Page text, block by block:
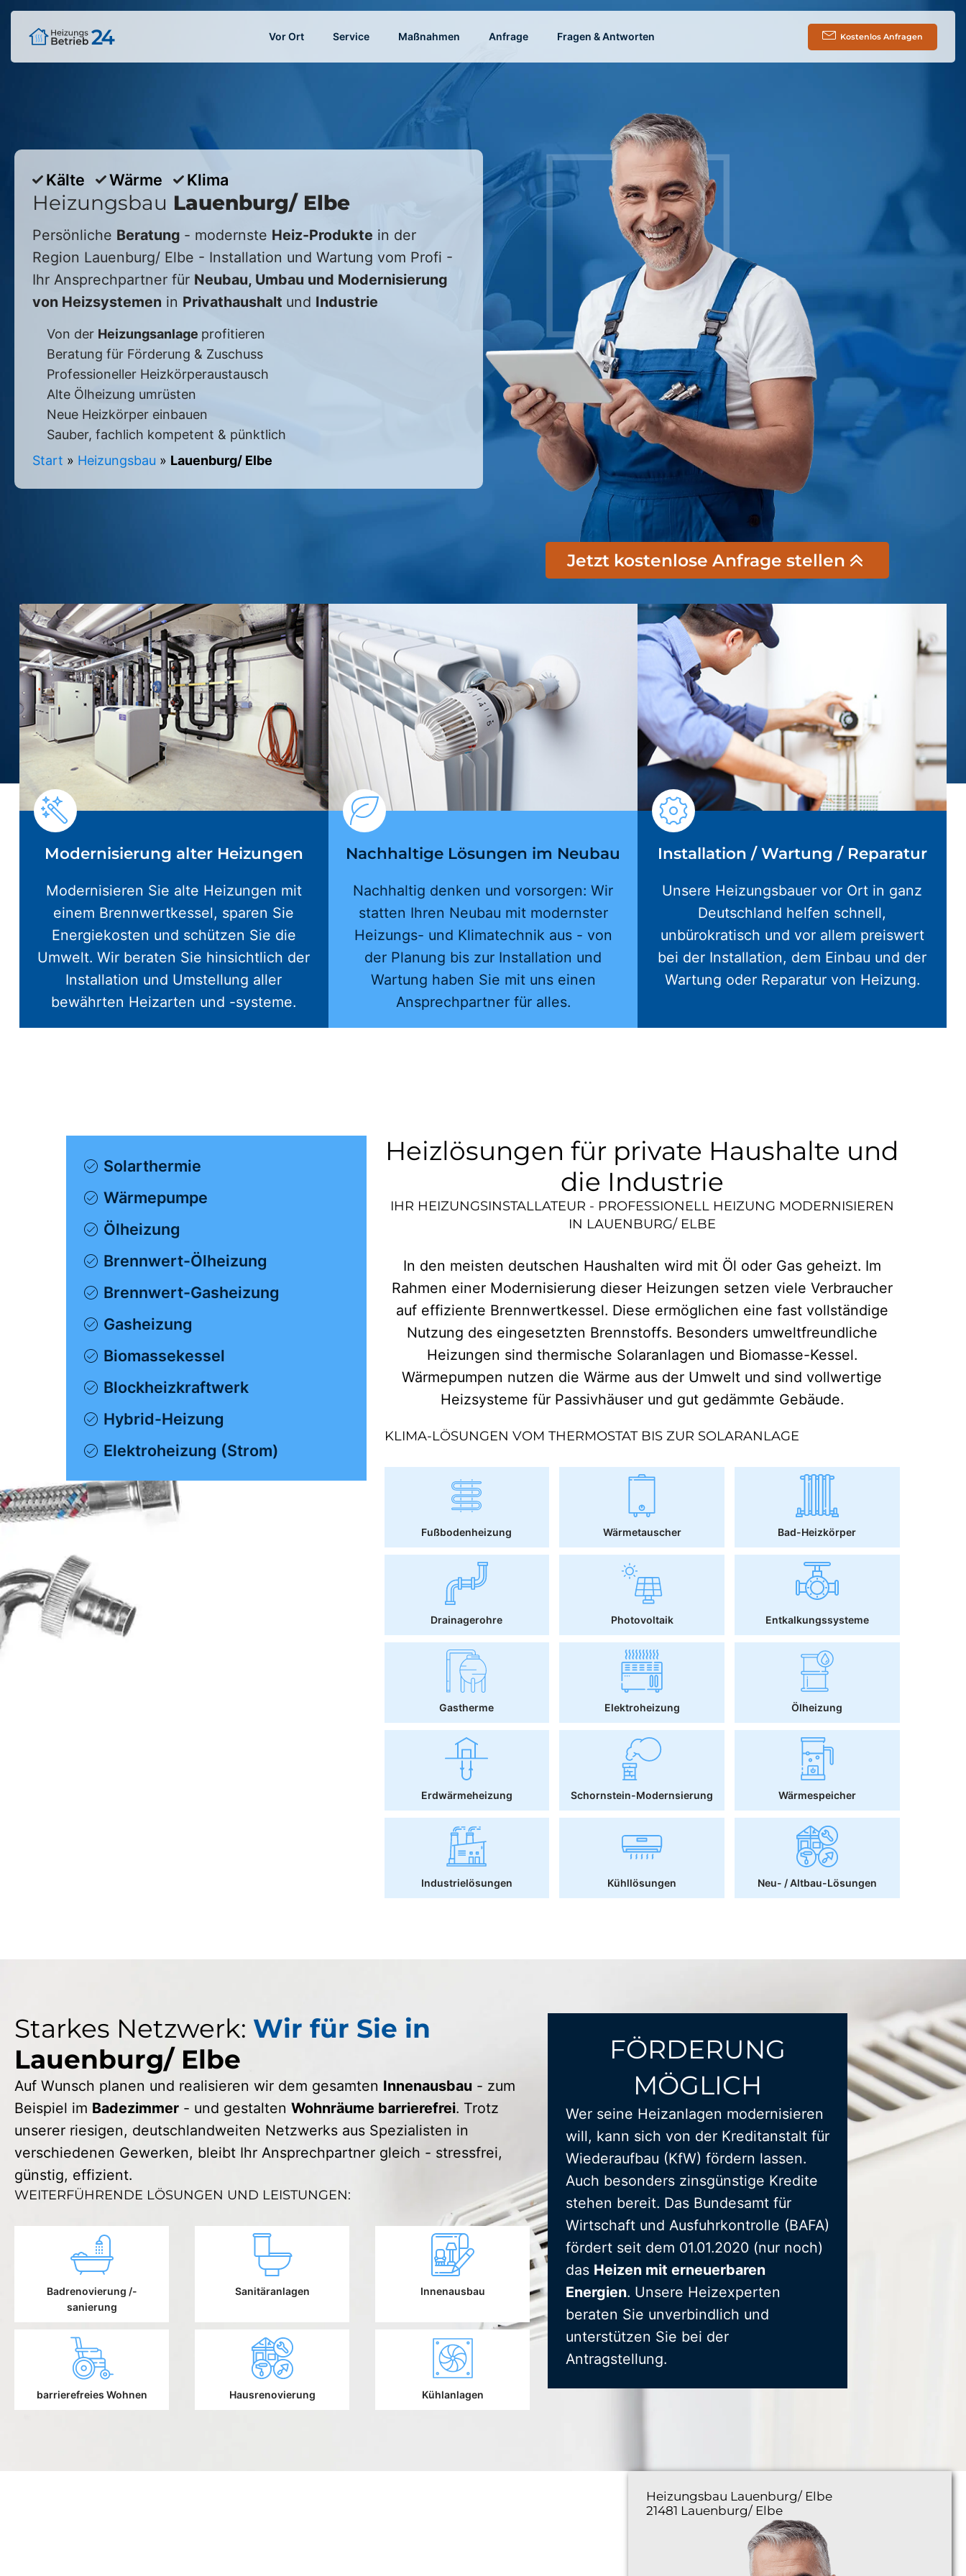
Vor Ort Service Maßnahmen Anfrage Fragen & Antworten Kostenlos Anfragen
Kälte Wärme Klima
Heizungsbau Lauenburg/ Elbe
Persönliche Beratung - modernste Heiz-Produkte in der
Region Lauenburg/ Elbe - Installation und Wartung vom Profi -
Ihr Ansprechpartner für Neubau, Umbau und Modernisierung
von Heizsystemen in Privathaushalt und Industrie
Von der Heizungsanlage profitieren
Beratung für Förderung & Zuschuss
Professioneller Heizkörperaustausch
Alte Ölheizung umrüsten
Neue Heizkörper einbauen
Sauber, fachlich kompetent & pünktlich
Start » Heizungsbau » Lauenburg/ Elbe
Jetzt kostenlose Anfrage stellen
Modernisierung alter Heizungen
Modernisieren Sie alte Heizungen mit
einem Brennwertkessel, sparen Sie
Energiekosten und schützen Sie die
Umwelt. Wir beraten Sie hinsichtlich der
Installation und Umstellung aller
bewährten Heizarten und -systeme.
Nachhaltige Lösungen im Neubau
Nachhaltig denken und vorsorgen: Wir
statten Ihren Neubau mit modernster
Heizungs- und Klimatechnik aus - von
der Planung bis zur Installation und
Wartung haben Sie mit uns einen
Ansprechpartner für alles.
Installation / Wartung / Reparatur
Unsere Heizungsbauer vor Ort in ganz
Deutschland helfen schnell,
unbürokratisch und vor allem preiswert
bei der Installation, dem Einbau und der
Wartung oder Reparatur von Heizung.
Solarthermie
Wärmepumpe
Ölheizung
Brennwert-Ölheizung
Brennwert-Gasheizung
Gasheizung
Biomassekessel
Blockheizkraftwerk
Hybrid-Heizung
Elektroheizung (Strom)
Heizlösungen für private Haushalte und
die Industrie
IHR HEIZUNGSINSTALLATEUR - PROFESSIONELL HEIZUNG MODERNISIEREN
IN LAUENBURG/ ELBE
In den meisten deutschen Haushalten wird mit Öl oder Gas geheizt. Im
Rahmen einer Modernisierung dieser Heizungen setzen viele Verbraucher
auf effiziente Brennwertkessel. Diese ermöglichen eine fast vollständige
Nutzung des eingesetzten Brennstoffs. Besonders umweltfreundliche
Heizungen sind thermische Solaranlagen und Biomasse-Kessel.
Wärmepumpen nutzen die Wärme aus der Umwelt und sind vollwertige
Heizsysteme für Passivhäuser und gut gedämmte Gebäude.
KLIMA-LÖSUNGEN VOM THERMOSTAT BIS ZUR SOLARANLAGE
Fußbodenheizung Wärmetauscher Bad-Heizkörper
Drainagerohre Photovoltaik Entkalkungssysteme
Gastherme Elektroheizung Ölheizung
Erdwärmeheizung Schornstein-Modernsierung Wärmespeicher
Industrielösungen Kühllösungen Neu- / Altbau-Lösungen
Starkes Netzwerk: Wir für Sie in
Lauenburg/ Elbe
Auf Wunsch planen und realisieren wir dem gesamten Innenausbau - zum
Beispiel im Badezimmer - und gestalten Wohnräume barrierefrei. Trotz
unserer riesigen, deutschlandweiten Netzwerks aus Spezialisten in
verschiedenen Gewerken, bleibt Ihr Ansprechpartner gleich - stressfrei,
günstig, effizient.
WEITERFÜHRENDE LÖSUNGEN UND LEISTUNGEN:
Badrenovierung /-
sanierung
Sanitäranlagen Innenausbau
barrierefreies Wohnen Hausrenovierung Kühlanlagen
FÖRDERUNG
MÖGLICH
Wer seine Heizanlagen modernisieren
will, kann sich von der Kreditanstalt für
Wiederaufbau (KfW) fördern lassen.
Auch besonders zinsgünstige Kredite
stehen bereit. Das Bundesamt für
Wirtschaft und Ausfuhrkontrolle (BAFA)
fördert seit dem 01.01.2020 (nur noch)
das Heizen mit erneuerbaren
Energien. Unsere Heizexperten
beraten Sie unverbindlich und
unterstützen Sie bei der
Antragstellung.
Heizungsbau Lauenburg/ Elbe
21481 Lauenburg/ Elbe